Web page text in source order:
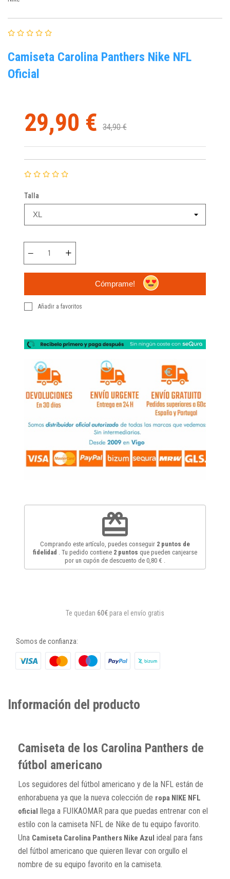
Camiseta Carolina Panthers Nike NFL
Oficial
29,90 € 34,90 €
Talla
Cómprame!
Añadir a favoritos
redeem
Comprando este artículo, puedes conseguir 2 puntos de
fidelidad
. Tu pedido contiene 2 puntos que pueden canjearse
por un cupón de descuento de 0,80 €
Te quedan 60€ para el envío gratis
Somos de confianza:
Información del producto
Camiseta de los Carolina Panthers de
fútbol americano
Los seguidores del fútbol americano y de la NFL están de
enhorabuena ya que la nueva colección de ropa NIKE NFL
oficial llega a FUIKAOMAR para que puedas entrenar con el
estilo con la camiseta NFL de Nike de tu equipo favorito.
Una Camiseta Carolina Panthers Nike Azul ideal para fans
del fútbol americano que quieren llevar con orgullo el
nombre de su equipo favorito en la camiseta.